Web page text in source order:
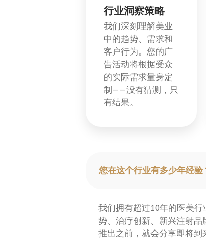
行业洞察策略
我们深刻理解美业
中的趋势、需求和
客户行为。您的广
告活动将根据受众
的实际需求量身定
制——没有猜测，只
有结果。
您在这个行业有多少年经验
我们拥有超过10年的医美
势、治疗创新、新兴注射
推出之前，就会分享即将到